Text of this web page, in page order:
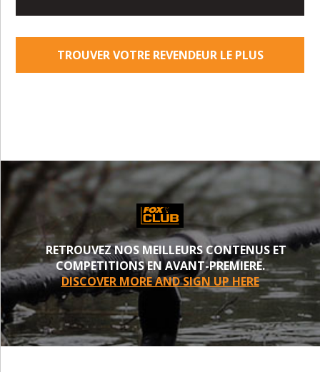
TROUVER VOTRE REVENDEUR LE PLUS
RETROUVEZ NOS MEILLEURS CONTENUS ET
COMPETITIONS EN AVANT-PREMIERE.
DISCOVER MORE AND SIGN UP HERE